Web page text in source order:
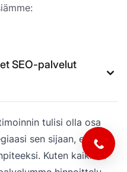
SEO-palvelut
tulisi olla osa
sen sijaan, että se
Kuten kaikissa